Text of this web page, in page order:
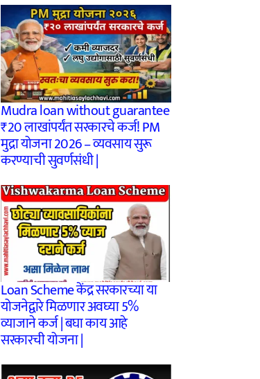
Mudra loan without guarantee
₹20 लाखांपर्यंत सरकारचे कर्ज! PM
मुद्रा योजना 2026 – व्यवसाय सुरू
करण्याची सुवर्णसंधी |
Loan Scheme केंद्र सरकारच्या या
योजनेद्वारे मिळणार अवघ्या 5%
व्याजाने कर्ज | बघा काय आहे
सरकारची योजना |